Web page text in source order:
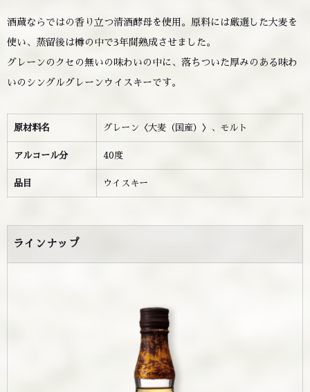
酒蔵ならではの香り立つ清酒酵母を使用。原料には厳選した大麦を
使い、蒸留後は樽の中で3年間熟成させました。
グレーンのクセの無いの味わいの中に、落ちついた厚みのある味わ
いのシングルグレーンウイスキーです。
原材料名 グレーン〈大麦（国産）〉、モルト
アルコール分 40度
品目 ウイスキー
ラインナップ